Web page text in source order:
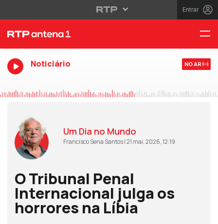
Entrar
Noticiário NO AR
Um Dia no Mundo
Francisco Sena Santos | 21 mai, 2026, 12:19
O Tribunal Penal
Internacional julga os
horrores na Líbia